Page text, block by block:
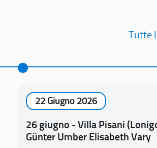
Tutte
22 Giugno 2026
26 giugno - Villa Pisani
Günter Umber Elisabeth Vary